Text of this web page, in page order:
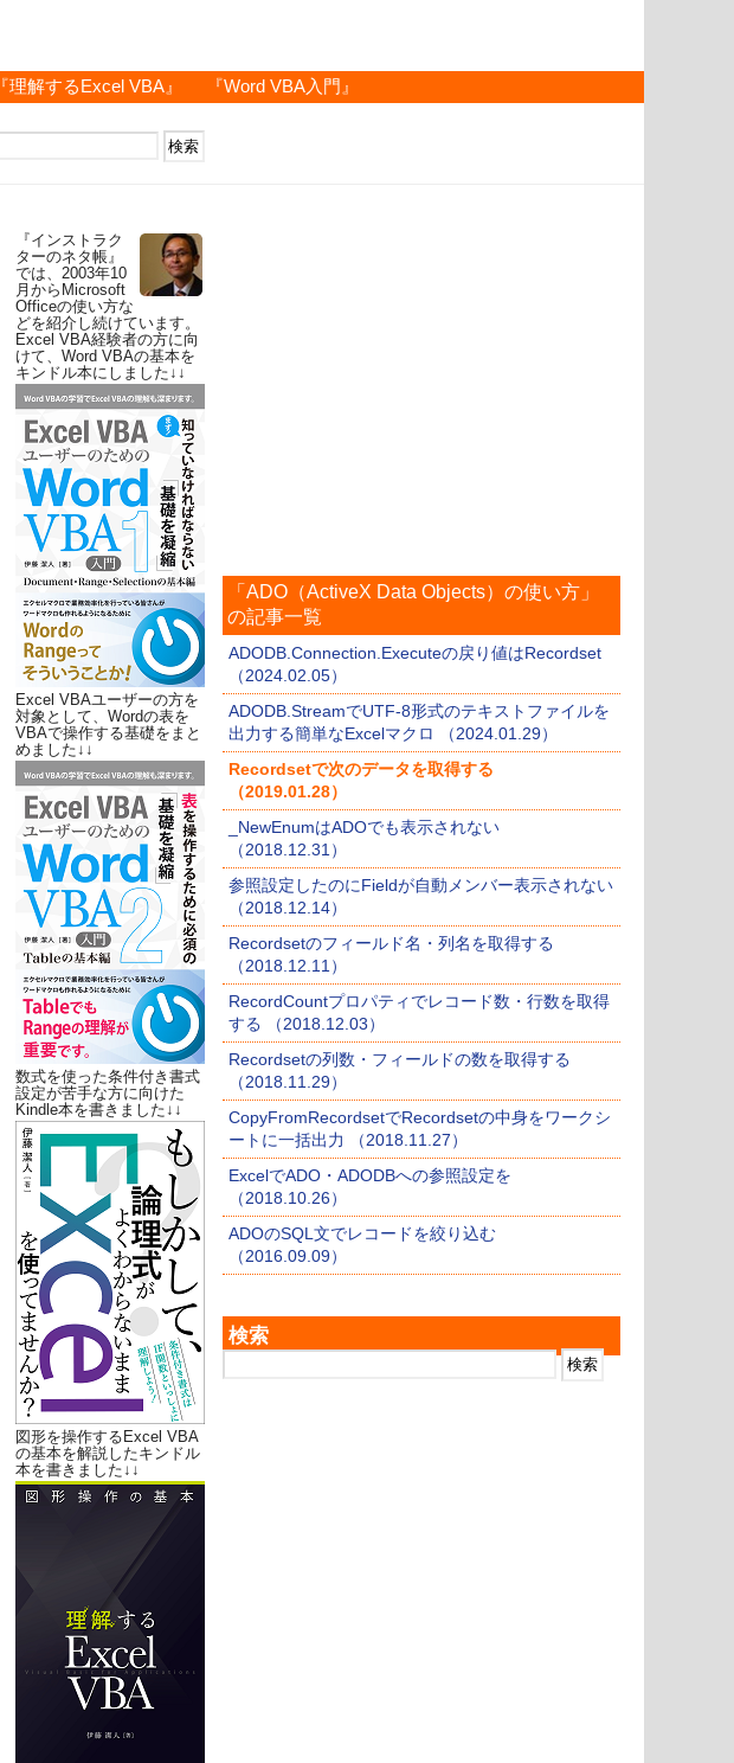
『理解するExcel VBA』 『Word VBA入門』
『インストラク
ターのネタ帳』
では、2003年10
月からMicrosoft
Officeの使い方な
どを紹介し続けています。
Excel VBA経験者の方に向
けて、Word VBAの基本を
キンドル本にしました↓↓
Excel VBAユーザーの方を
対象として、Wordの表を
VBAで操作する基礎をまと
めました↓↓
数式を使った条件付き書式
設定が苦手な方に向けた
Kindle本を書きました↓↓
図形を操作するExcel VBA
の基本を解説したキンドル
本を書きました↓↓
「ADO（ActiveX Data Objects）の使い方」
の記事一覧
ADODB.Connection.Executeの戻り値はRecordset
（2024.02.05）
ADODB.StreamでUTF-8形式のテキストファイルを
出力する簡単なExcelマクロ （2024.01.29）
Recordsetで次のデータを取得する
（2019.01.28）
_NewEnumはADOでも表示されない
（2018.12.31）
参照設定したのにFieldが自動メンバー表示されない
（2018.12.14）
Recordsetのフィールド名・列名を取得する
（2018.12.11）
RecordCountプロパティでレコード数・行数を取得
する （2018.12.03）
Recordsetの列数・フィールドの数を取得する
（2018.11.29）
CopyFromRecordsetでRecordsetの中身をワークシ
ートに一括出力 （2018.11.27）
ExcelでADO・ADODBへの参照設定を
（2018.10.26）
ADOのSQL文でレコードを絞り込む
（2016.09.09）
検索